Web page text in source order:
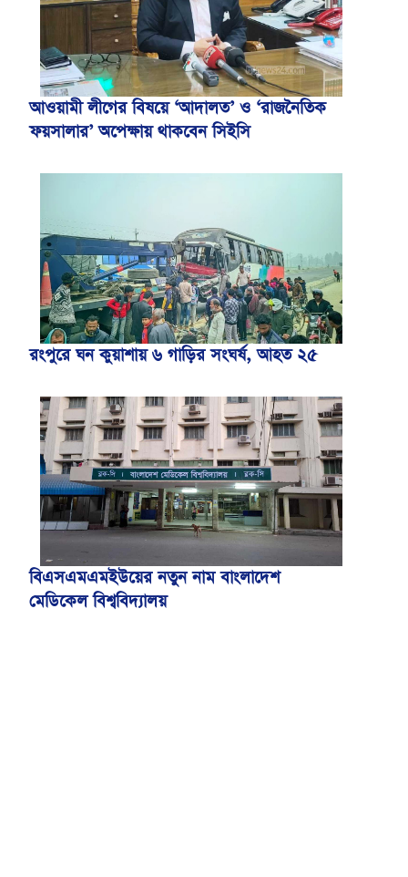
আওয়ামী লীগের বিষয়ে ‘আদালত’ ও ‘রাজনৈতিক
ফয়সালার’ অপেক্ষায় থাকবেন সিইসি
রংপুরে ঘন কুয়াশায় ৬ গাড়ির সংঘর্ষ, আহত ২৫
বিএসএমএমইউয়ের নতুন নাম বাংলাদেশ
মেডিকেল বিশ্ববিদ্যালয়